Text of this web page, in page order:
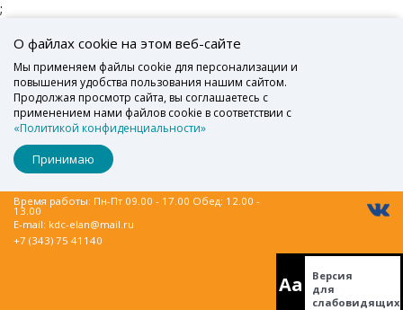
;
О файлах cookie на этом веб-сайте
Мы применяем файлы cookie для персонализации и
повышения удобства пользования нашим сайтом.
Продолжая просмотр сайта, вы соглашаетесь с
применением нами файлов cookie в соответствии с
«Политикой конфиденциальности»
Принимаю
Время работы: Пн-Пт 09.00 - 17.00 Обед: 12.00 -
13.00
E-mail: kdc-elan@mail.ru
+7 (343) 75 41140
Aa
Версия
для
слабовидящих